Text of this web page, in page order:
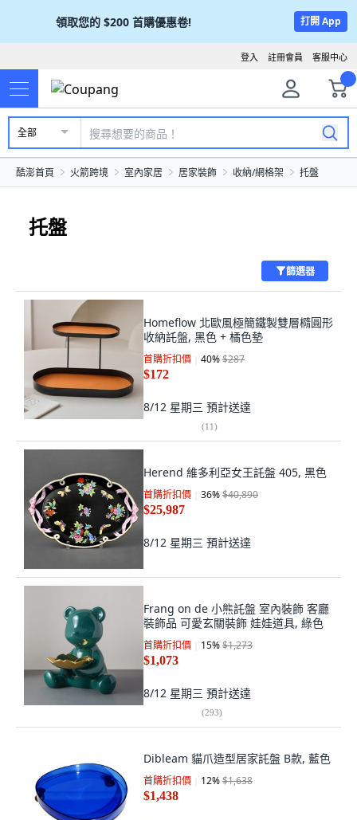
領取您的 $200 首購優惠卷! 打開 App
客服中心
註冊會員
登入
全部
酷澎首頁 火箭跨境 室內家居 居家裝飾 收納/網格架 托盤
托盤
篩選器
Homeflow 北歐風極簡鐵製雙層橢圓形
收納託盤, 黑色 + 橘色墊
首購折扣價 40%$287
$172
8/12 星期三 預計送達
(11)
Herend 維多利亞女王託盤 405, 黑色
首購折扣價 36%$40,890
$25,987
8/12 星期三 預計送達
Frang on de 小熊託盤 室內裝飾 客廳
裝飾品 可愛玄關裝飾 娃娃道具, 綠色
首購折扣價 15%$1,273
$1,073
8/12 星期三 預計送達
(293)
Dibleam 貓爪造型居家託盤 B款, 藍色
首購折扣價 12%$1,638
$1,438